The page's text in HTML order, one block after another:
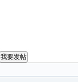
我要发帖